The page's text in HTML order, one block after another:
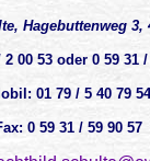
Hagebuttenweg 3,
2 00 53 oder 0 59
01 79 / 5 40 79 54
0 59 31 / 59 90 57